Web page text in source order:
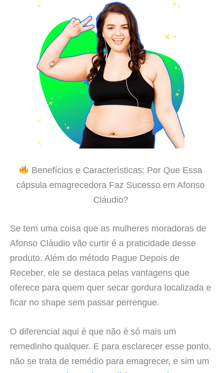
Benefícios e Características: Por Que Essa
cápsula emagrecedora Faz Sucesso em Afonso
Cláudio?
Se tem uma coisa que as mulheres moradoras de
Afonso Cláudio vão curtir é a praticidade desse
produto. Além do método Pague Depois de
Receber, ele se destaca pelas vantagens que
oferece para quem quer secar gordura localizada e
ficar no shape sem passar perrengue.
O diferencial aqui é que não é só mais um
remedinho qualquer. E para esclarecer esse ponto,
não se trata de remédio para emagrecer, e sim um